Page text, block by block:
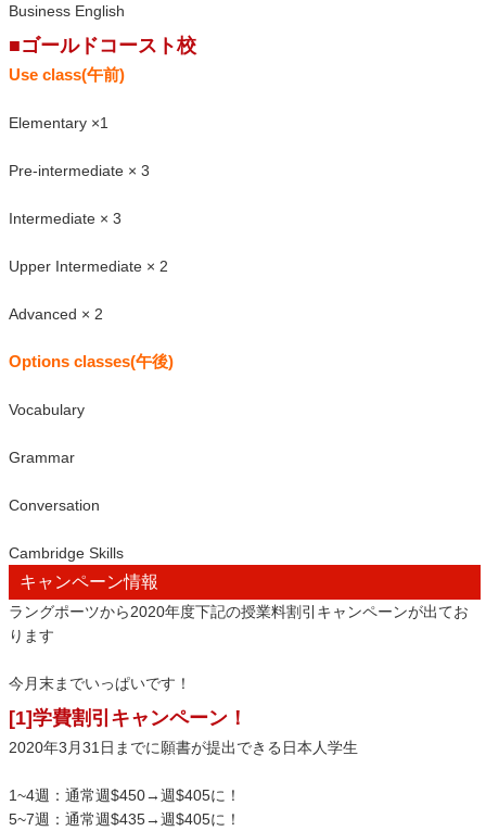
Business English
■ゴールドコースト校
Use class(午前)
Elementary ×1
Pre-intermediate × 3
Intermediate × 3
Upper Intermediate × 2
Advanced × 2
Options classes(午後)
Vocabulary
Grammar
Conversation
Cambridge Skills
キャンペーン情報
ラングポーツから2020年度下記の授業料割引キャンペーンが出てお
ります
今月末までいっぱいです！
[1]学費割引キャンペーン！
2020年3月31日までに願書が提出できる日本人学生
1~4週：通常週$450→週$405に！
5~7週：通常週$435→週$405に！